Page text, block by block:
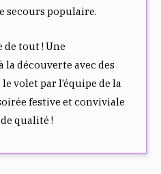
secours populaire.
de tout ! Une
découverte avec des
volet par l’équipe de la
festive et conviviale
qualité !